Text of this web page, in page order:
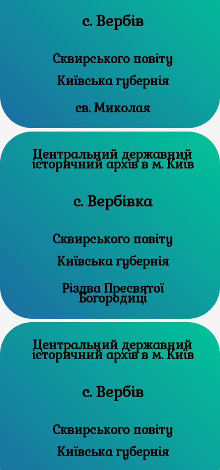
с. Вербів
Сквирського повіту
Київська губернія
св. Миколая
Центральний державний
історичний архів в м. Київ
с. Вербівка
Сквирського повіту
Київська губернія
Різдва Пресвятої
Богородиці
Центральний державний
історичний архів в м. Київ
с. Вербів
Сквирського повіту
Київська губернія